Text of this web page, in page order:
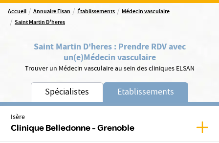
Accueil / Annuaire Elsan / Établissements / Médecin vasculaire
/ Saint Martin D'heres
Saint Martin D'heres: Prendre RDV avec
un(e)Médecin vasculaire
Trouver un Médecin vasculaire au sein des cliniques ELSAN
Spécialistes Etablissements
Isère
Clinique Belledonne - Grenoble